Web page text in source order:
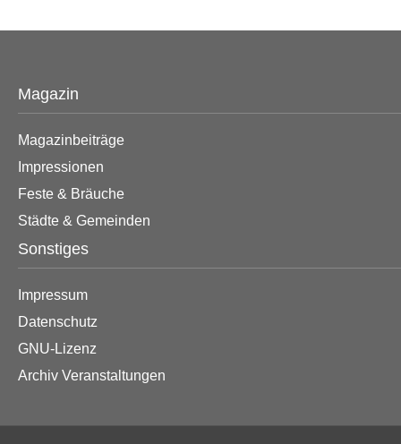
Magazin
Magazinbeiträge
Impressionen
Feste & Bräuche
Städte & Gemeinden
Sonstiges
Impressum
Datenschutz
GNU-Lizenz
Archiv Veranstaltungen